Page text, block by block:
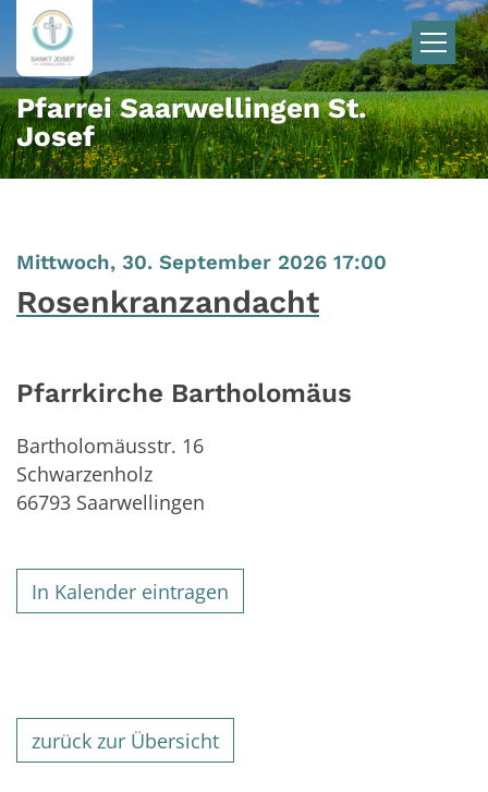
Zum Inhalt springen
Pfarrei Saarwellingen St.
Josef
Mittwoch, 30. September 2026 17:00
Rosenkranzandacht
Pfarrkirche Bartholomäus
Bartholomäusstr. 16
Schwarzenholz
66793 Saarwellingen
In Kalender eintragen
zurück zur Übersicht